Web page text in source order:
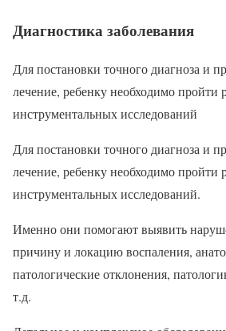
Диагностика заболевания
Для постановки точного диагноза и
лечение, ребенку необходимо пройти
инструментальных исследований
Для постановки точного диагноза и
лечение, ребенку необходимо пройти
инструментальных исследований.
Именно они помогают выявить
причину и локацию воспаления,
патологические отклонения,
т.д.